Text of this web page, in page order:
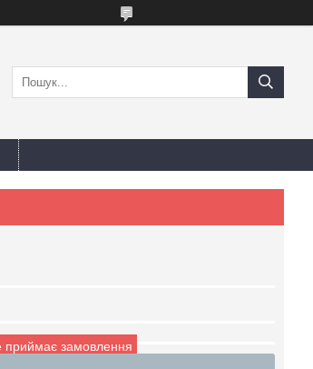
приймає замовлення